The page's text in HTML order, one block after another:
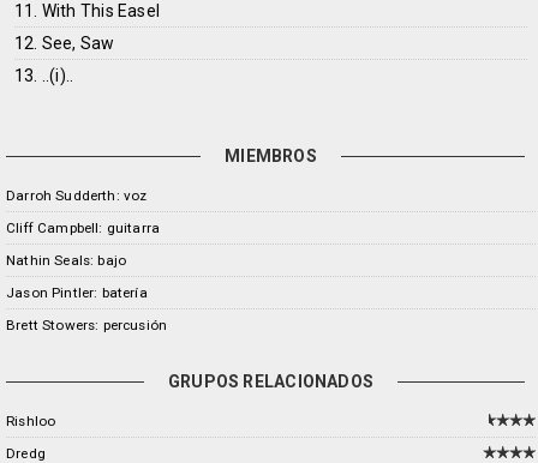
11. With This Easel
12. See, Saw
13. ..(i)..
MIEMBROS
Darroh Sudderth: voz
Cliff Campbell: guitarra
Nathin Seals: bajo
Jason Pintler: batería
Brett Stowers: percusión
GRUPOS RELACIONADOS
Rishloo
Dredg